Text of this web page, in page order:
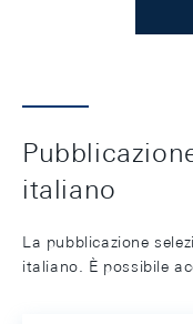
italiano
La pubblicazione
italiano. È possibile